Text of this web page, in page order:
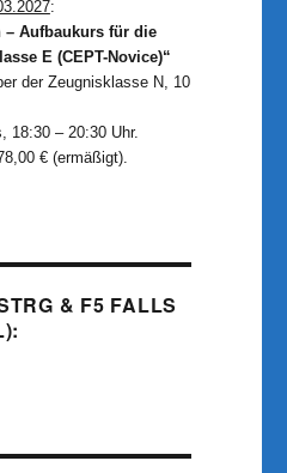
:
– Aufbaukurs für die
E (CEPT-Novice)“
der Zeugnisklasse N, 10
18:30 – 20:30 Uhr.
€ (ermäßigt).
& F5 FALLS